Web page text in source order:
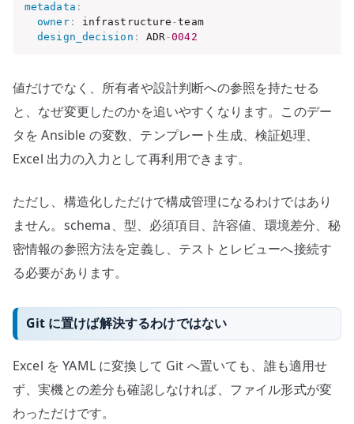
metadata :
owner: infrastructure -team
design_decision : ADR-0042
値だけでなく、所有者や設計判断への参照を持たせる
と、なぜ変更したのかを追いやすくなります。このデー
タを Ansible の変数、テンプレート生成、検証処理、
Excel 出力の入力として再利用できます。
ただし、構造化しただけで構成管理になるわけではあり
ません。schema、型、必須項目、許容値、環境差分、秘
密情報の参照方法を定義し、テストとレビューへ接続す
る必要があります。
Git に置けば解決するわけではない
Excel を YAML に変換して Git へ置いても、誰も適用せ
ず、実機との差分も確認しなければ、ファイル形式が変
わっただけです。